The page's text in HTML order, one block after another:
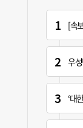
[속보]
우성빈
‘대